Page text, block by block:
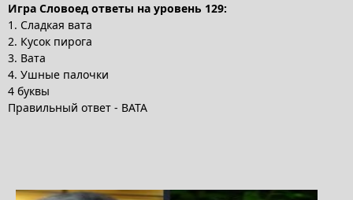
Игра Словоед ответы на уровень 129:
1. Сладкая вата
2. Кусок пирога
3. Вата
4. Ушные палочки
4 буквы
Правильный ответ - ВАТА